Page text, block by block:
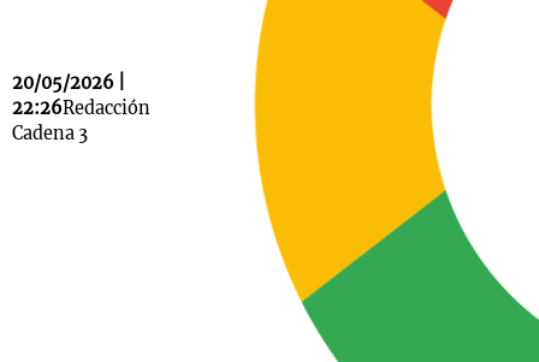
20/05/2026 |
22:26Redacción
Cadena 3